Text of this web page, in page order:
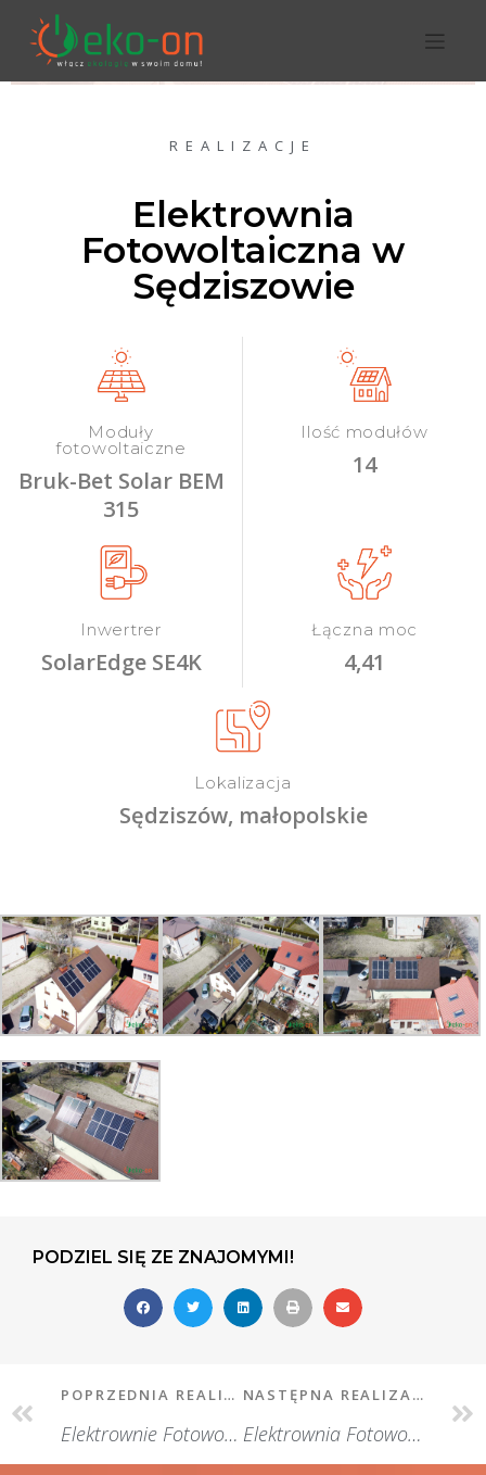
REALIZACJE
Elektrownia
Fotowoltaiczna w
Sędziszowie
Moduły
fotowoltaiczne
Bruk-Bet Solar BEM
315
Ilość modułów
14
Inwertrer
SolarEdge SE4K
Łączna moc
4,41
Lokalizacja
Sędziszów, małopolskie
PODZIEL SIĘ ZE ZNAJOMYMI!
POPRZEDNIA REALIZACJA
Elektrownie Fotowoltaiczne w Bochni
NASTĘPNA REALIZACJA
Elektrownia Fotowoltaiczna w Łobodnie